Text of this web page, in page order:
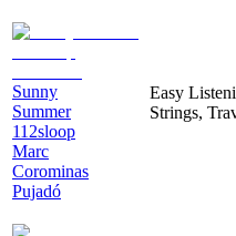
Sunny
Summer
112sloop
Marc
Corominas
Pujadó
Easy
Strings,